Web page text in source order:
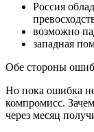
Россия
возможно
западная
Обе стороны
Но пока ошибка
компромисс.
через месяц